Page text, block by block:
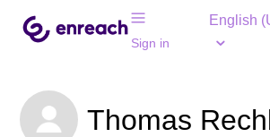
Sign in
English
Thomas